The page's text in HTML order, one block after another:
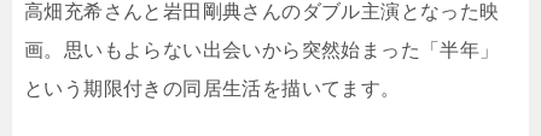
高畑充希さんと岩田剛典さんのダブル主演となった映
画。思いもよらない出会いから突然始まった「半年」
という期限付きの同居生活を描いてます。